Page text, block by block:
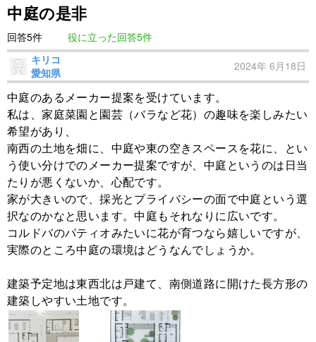
中庭の是非
回答5件
役に立った回答5件
キリコ
愛知県
2024年 6月18日
中庭のあるメーカー提案を受けています。
私は、家庭菜園と園芸（バラなど花）の趣味を楽しみたい
希望があり、
南西の土地を畑に、中庭や東の空きスペースを花に、とい
う使い分けでのメーカー提案ですが、中庭というのは日当
たりが悪くないか、心配です。
家が大きいので、採光とプライバシーの面で中庭という選
択なのかなと思います。中庭もそれなりに広いです。
コルドバのパティオみたいに花が育つなら嬉しいですが、
実際のところ中庭の環境はどうなんでしょうか。
建築予定地は東西北は戸建て、南側道路に開けた長方形の
建築しやすい土地です。